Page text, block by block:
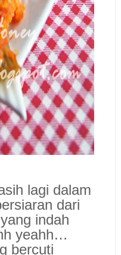
lagi dalam
dari
indah
yeahh…
bercuti